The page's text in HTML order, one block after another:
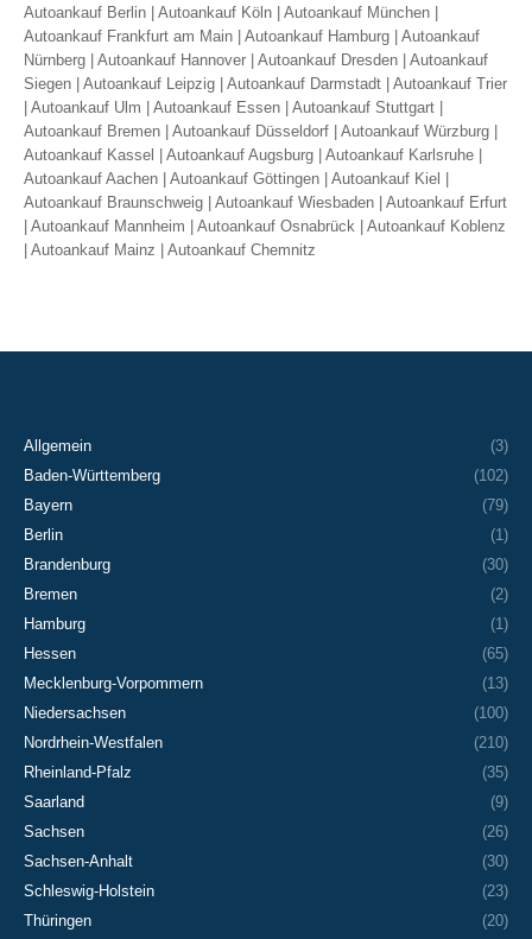
Autoankauf Berlin Autoankauf Köln Autoankauf München
Autoankauf Frankfurt am Main
Autoankauf Hamburg
Autoankauf
Nürnberg
Autoankauf Hannover Autoankauf Dresden
Autoankauf
Siegen
Autoankauf Leipzig Autoankauf Darmstadt
Autoankauf Trier
Autoankauf Ulm Autoankauf Essen Autoankauf Stuttgart
Autoankauf Bremen
Autoankauf Düsseldorf Autoankauf Würzburg
Autoankauf Kassel
Autoankauf Augsburg Autoankauf Karlsruhe
Autoankauf Aachen
Autoankauf Göttingen Autoankauf Kiel
Autoankauf Braunschweig
Autoankauf Wiesbaden
Autoankauf Erfurt
Autoankauf Mannheim Autoankauf Osnabrück
Autoankauf Koblenz
Autoankauf Mainz Autoankauf Chemnitz
Allgemein
(3)
Baden-Württemberg
(102)
Bayern
(79)
Berlin
(1)
Brandenburg
(30)
Bremen
(2)
Hamburg
(1)
Hessen
(65)
Mecklenburg-Vorpommern
(13)
Niedersachsen
(100)
Nordrhein-Westfalen
(210)
Rheinland-Pfalz
(35)
Saarland
(9)
Sachsen
(26)
Sachsen-Anhalt
(30)
Schleswig-Holstein
(23)
Thüringen
(20)